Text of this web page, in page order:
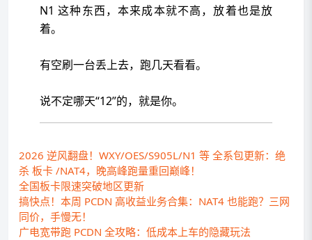
N1 这种东西，本来成本就不高，放着也是放
着。
有空刷一台丢上去，跑几天看看。
说不定哪天“12”的，就是你。
2026 逆风翻盘！WXY/OES/S905L/N1 等 全系包更新：绝
杀 板卡 /NAT4，晚高峰跑量重回巅峰！
全国板卡限速突破地区更新
搞快点！本周 PCDN 高收益业务合集：NAT4 也能跑？三网
同价，手慢无！
广电宽带跑 PCDN 全攻略：低成本上车的隐藏玩法